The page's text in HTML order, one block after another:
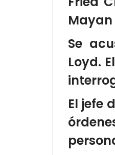
Se
Loyd.
El jefe